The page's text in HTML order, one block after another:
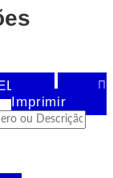
Imprimir